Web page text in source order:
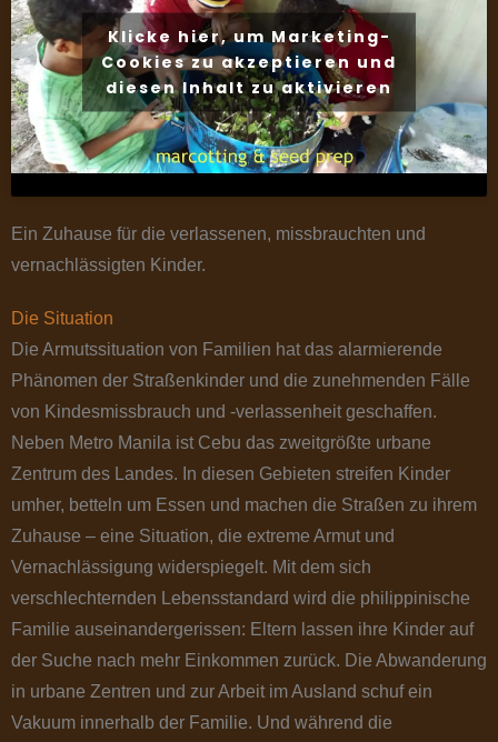
Klicke hier, um Marketing-
Cookies zu akzeptieren und
diesen Inhalt zu aktivieren
Ein Zuhause für die verlassenen, missbrauchten und
vernachlässigten Kinder.
Die Situation
Die Armutssituation von Familien hat das alarmierende
Phänomen der Straßenkinder und die zunehmenden Fälle
von Kindesmissbrauch und -verlassenheit geschaffen.
Neben Metro Manila ist Cebu das zweitgrößte urbane
Zentrum des Landes. In diesen Gebieten streifen Kinder
umher, betteln um Essen und machen die Straßen zu ihrem
Zuhause – eine Situation, die extreme Armut und
Vernachlässigung widerspiegelt. Mit dem sich
verschlechternden Lebensstandard wird die philippinische
Familie auseinandergerissen: Eltern lassen ihre Kinder auf
der Suche nach mehr Einkommen zurück. Die Abwanderung
in urbane Zentren und zur Arbeit im Ausland schuf ein
Vakuum innerhalb der Familie. Und während die